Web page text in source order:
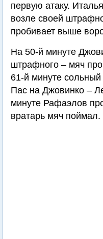
первую атаку.
возле своей
пробивает выше
На 50-й минуте
штрафного – мяч
61-й минуте
Пас на Джовинко –
минуте Рафаэлов
вратарь мяч поймал.